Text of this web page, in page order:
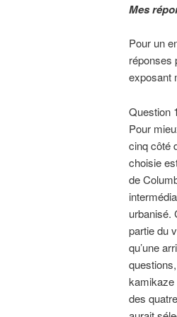
Mes
Pour un
réponses
exposant
Question
Pour
cinq côté
choisie
de
urbanisé.
partie du
qu’une
kamikaze
des